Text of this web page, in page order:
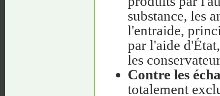
substance, les
l'entraide,
par l'aide
les
Contre les
totalement